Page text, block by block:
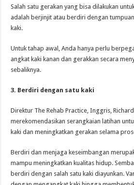
Salah satu gerakan yang bisa dilakukan
adalah berjinjit atau berdiri dengan
kaki.
Untuk tahap awal, Anda hanya perlu
angkat kaki kanan dan gerakkan secara
sebaliknya.
3. Berdiri dengan satu kaki
Direktur The Rehab Practice, Inggris,
merekomendasikan serangkaian latihan
kaki dan meningkatkan gerakan selama
Berdiri dan menjaga keseimbangan
mampu meningkatkan kualitas hidup.
berdiri dengan salah satu kaki diayunkan.